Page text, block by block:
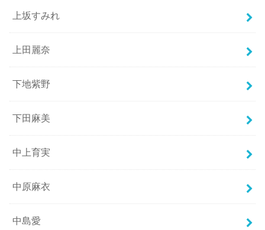
上坂すみれ
上田麗奈
下地紫野
下田麻美
中上育実
中原麻衣
中島愛